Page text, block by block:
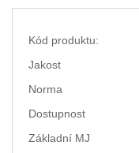
Kód produktu:
Jakost
Norma
Dostupnost
Základní MJ